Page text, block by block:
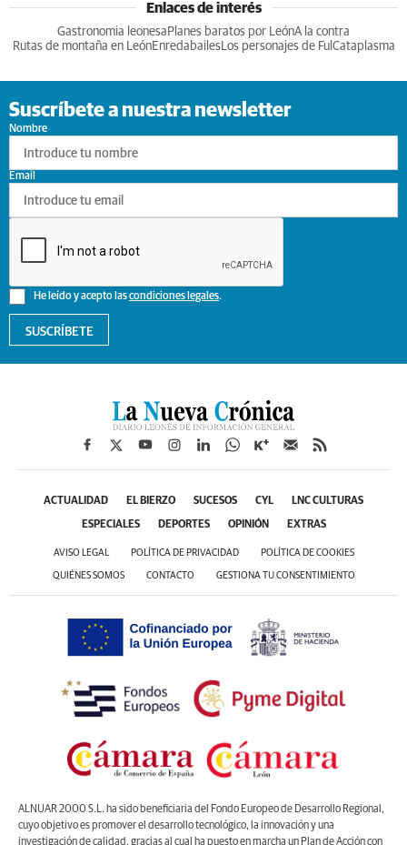
Enlaces de interés
Gastronomia leonesa Planes baratos por LeónA la contra
Rutas de montaña en LeónEnredabailesLos personajes de Ful Cataplasma
Suscríbete a nuestra newsletter
Nombre
He leído y acepto lascondiciones legales.
Email
SUSCRÍBETE
ACTUALIDAD EL BIERZO SUCESOS CYL LNC CULTURAS
ESPECIALES DEPORTES OPINIÓN EXTRAS
AVISO LEGAL POLÍTICA DE PRIVACIDAD POLÍTICA DE COOKIES
QUIÉNES SOMOS CONTACTO GESTIONA TU CONSENTIMIENTO
ALNUAR 2000 S.L. ha sido beneficiaria del Fondo Europeo de Desarrollo Regional,
cuyo objetivo es promover el desarrollo tecnológico, la innovación y una
investigación de calidad, gracias al cual ha puesto en marcha un Plan de Acción con